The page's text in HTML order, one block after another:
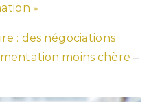
»
: des négociations
moins chère –